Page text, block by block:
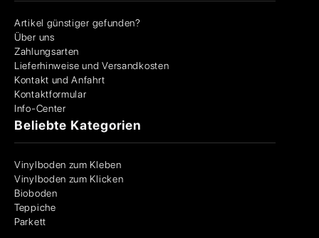
Artikel günstiger gefunden?
Über uns
Zahlungsarten
Lieferhinweise und Versandkosten
Kontakt und Anfahrt
Kontaktformular
Info-Center
Beliebte Kategorien
Vinylboden zum Kleben
Vinylboden zum Klicken
Bioboden
Teppiche
Parkett